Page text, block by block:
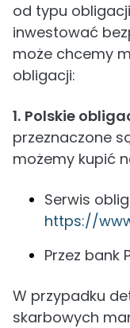
od typu
inwestować
może chcemy
obligacji:
1. Polskie
przeznaczone
możemy kupić
Serwis
https://
Przez bank
W przypadku
skarbowych